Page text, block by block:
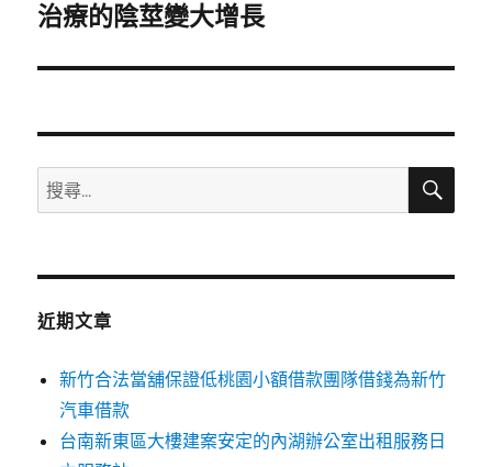
一
文
治療的陰莖變大增長
搜
尋
鍵
搜
近期文章
新竹合法當舖保證低桃園小額借款團隊借錢為新竹
汽車借款
台南新東區大樓建案安定的內湖辦公室出租服務日